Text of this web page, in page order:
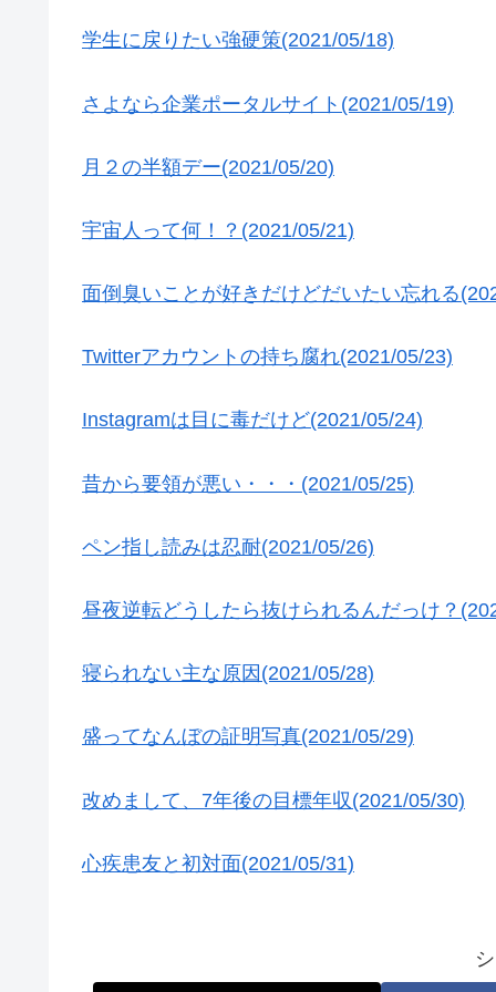
学生に戻りたい強硬策(2021/05/18)
さよなら企業ポータルサイト(2021/05/19)
月２の半額デー(2021/05/20)
宇宙人って何！？(2021/05/21)
面倒臭いことが好きだけどだいたい忘れる
Twitterアカウントの持ち腐れ(2021/05/23)
Instagramは目に毒だけど(2021/05/24)
昔から要領が悪い・・・(2021/05/25)
ペン指し読みは忍耐(2021/05/26)
昼夜逆転どうしたら抜けられるんだっけ？
寝られない主な原因(2021/05/28)
盛ってなんぼの証明写真(2021/05/29)
改めまして、7年後の目標年収(2021/05/30)
心疾患友と初対面(2021/05/31)